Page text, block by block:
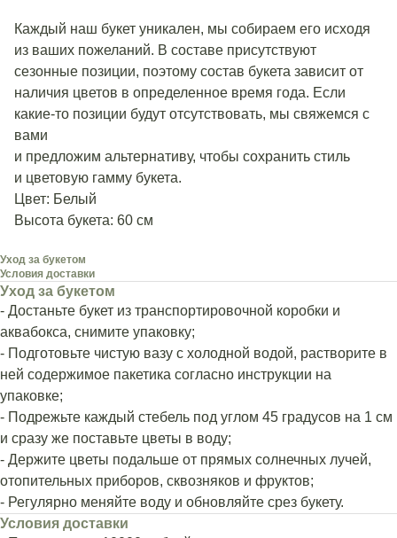
Каждый наш букет уникален, мы собираем его исходя
из ваших пожеланий. В составе присутствуют
сезонные позиции, поэтому состав букета зависит от
наличия цветов в определенное время года. Если
какие-то позиции будут отсутствовать, мы свяжемся с
вами
и предложим альтернативу, чтобы сохранить стиль
и цветовую гамму букета.
Цвет: Белый
Высота букета: 60 см
Уход за букетом
Условия доставки
Уход за букетом
- Достаньте букет из транспортировочной коробки и
аквабокса, снимите упаковку;
- Подготовьте чистую вазу с холодной водой, растворите в
ней содержимое пакетика согласно инструкции на
упаковке;
- Подрежьте каждый стебель под углом 45 градусов на 1 см
и сразу же поставьте цветы в воду;
- Держите цветы подальше от прямых солнечных лучей,
отопительных приборов, сквозняков и фруктов;
- Регулярно меняйте воду и обновляйте срез букету.
Условия доставки